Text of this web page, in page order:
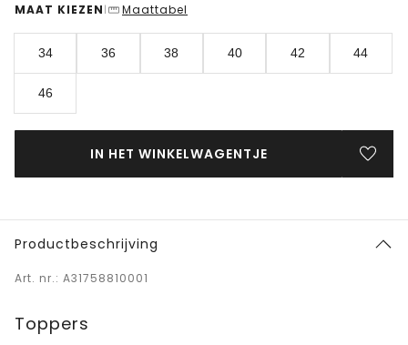
MAAT KIEZEN | Maattabel
34 36 38 40 42 44
46
IN HET WINKELWAGENTJE
Productbeschrijving
Art. nr.: A31758810001
Toppers